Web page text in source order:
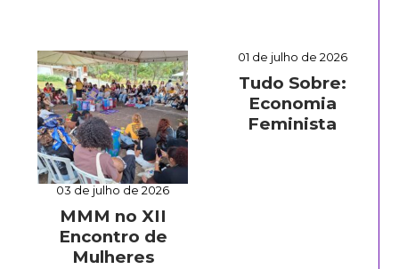
03 de julho de 2026
MMM no XII
Encontro de
Mulheres
01 de julho de 2026
Tudo Sobre:
Economia
Feminista